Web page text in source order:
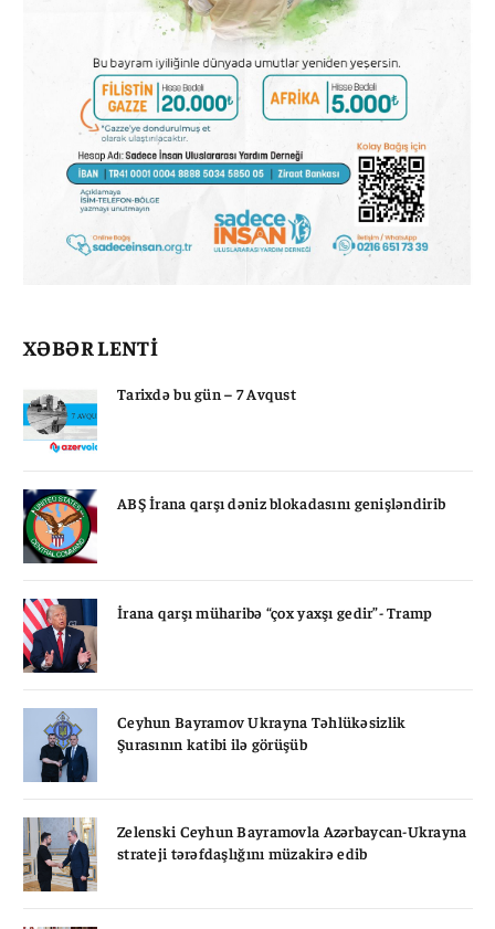
XƏBƏR LENTİ
Tarixdə bu gün – 7 Avqust
ABŞ İrana qarşı dəniz blokadasını genişləndirib
İrana qarşı müharibə “çox yaxşı gedir”- Tramp
Ceyhun Bayramov Ukrayna Təhlükəsizlik
Şurasının katibi ilə görüşüb
Zelenski Ceyhun Bayramovla Azərbaycan-Ukrayna
strateji tərəfdaşlığını müzakirə edib